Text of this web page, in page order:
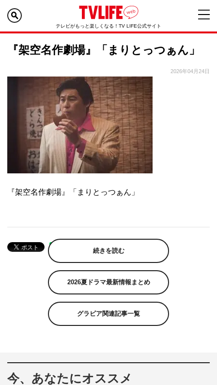
テレビがもっと楽しくなる！TV LIFE公式サイト
『架空名作劇場』「まりとっつぁん」
2026年04月24日
『架空名作劇場』「まりとっつぁん」
続きを読む
2026夏ドラマ最新情報まとめ
グラビア関連記事一覧
今、あなたにオススメ